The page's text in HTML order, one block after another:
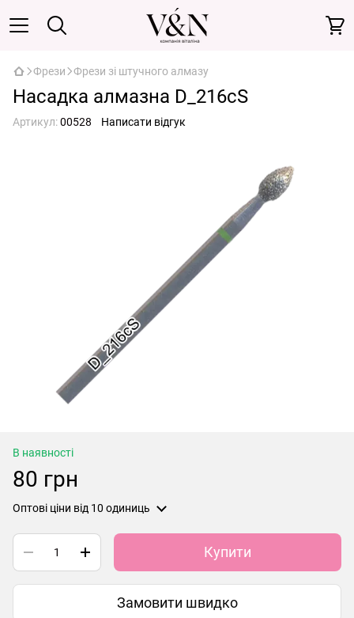
Фрези Фрези зі штучного алмазу
Насадка алмазна D_216cS
Артикул:00528 Написати відгук
В наявності
80 грн
Оптові ціни від 10 одиниць
Купити
Замовити швидко